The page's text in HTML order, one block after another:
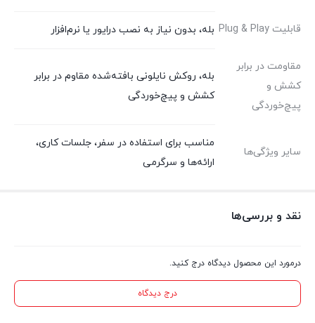
قابلیت Plug & Play بله، بدون نیاز به نصب درایور یا نرم‌افزار
مقاومت در برابر
کشش و
پیچ‌خوردگی
بله، روکش نایلونی بافته‌شده مقاوم در برابر
کشش و پیچ‌خوردگی
سایر ویژگی‌ها
مناسب برای استفاده در سفر، جلسات کاری،
ارائه‌ها و سرگرمی
نقد و بررسی‌ها
درمورد این محصول دیدگاه درج کنید.
درج دیدگاه